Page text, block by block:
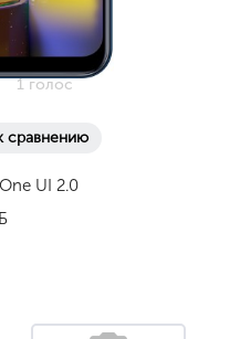
1 голос
сравнению
UI 2.0